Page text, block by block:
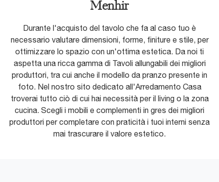
Menhir
Durante l'acquisto del tavolo che fa al caso tuo è
necessario valutare dimensioni, forme, finiture e stile, per
ottimizzare lo spazio con un'ottima estetica. Da noi ti
aspetta una ricca gamma di Tavoli allungabili dei migliori
produttori, tra cui anche il modello da pranzo presente in
foto. Nel nostro sito dedicato all'Arredamento Casa
troverai tutto ciò di cui hai necessità per il living o la zona
cucina. Scegli i mobili e complementi in gres dei migliori
produttori per completare con praticità i tuoi interni senza
mai trascurare il valore estetico.